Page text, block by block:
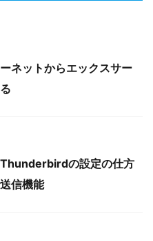
ネットからエックスサー
の設定の仕方
信機能